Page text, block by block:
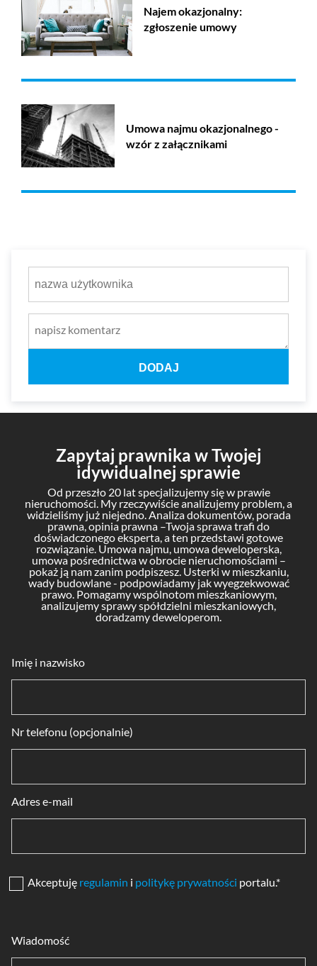
Najem okazjonalny:
zgłoszenie umowy
Umowa najmu okazjonalnego -
wzór z załącznikami
DODAJ
Zapytaj prawnika w Twojej
idywidualnej sprawie
Od przeszło 20 lat specjalizujemy się w prawie
nieruchomości. My rzeczywiście analizujemy problem, a
widzieliśmy już niejedno. Analiza dokumentów, porada
prawna, opinia prawna –Twoja sprawa trafi do
doświadczonego eksperta, a ten przedstawi gotowe
rozwiązanie. Umowa najmu, umowa deweloperska,
umowa pośrednictwa w obrocie nieruchomościami –
pokaż ją nam zanim podpiszesz. Usterki w mieszkaniu,
wady budowlane - podpowiadamy jak wyegzekwować
prawo. Pomagamy wspólnotom mieszkaniowym,
analizujemy sprawy spółdzielni mieszkaniowych,
doradzamy deweloperom.
Imię i nazwisko
Nr telefonu (opcjonalnie)
Adres e-mail
Akceptuję regulamin i politykę prywatności portalu.*
Wiadomość